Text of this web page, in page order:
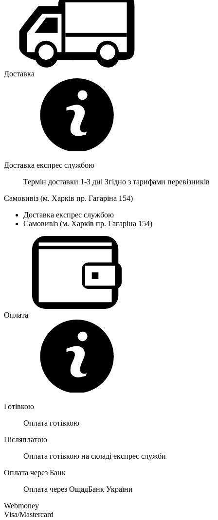
Доставка
Доставка експрес службою
Термін доставки 1-3 дні Згідно з тарифами перевізників
Самовивіз (м. Харків пр. Гагаріна 154)
Доставка експрес службою
Самовивіз (м. Харків пр. Гагаріна 154)
Оплата
Готівкою
Оплата готівкою
Післяплатою
Оплата готівкою на складі експрес служби
Оплата через Банк
Оплата через ОщадБанк України
Webmoney
Visa/Mastercard